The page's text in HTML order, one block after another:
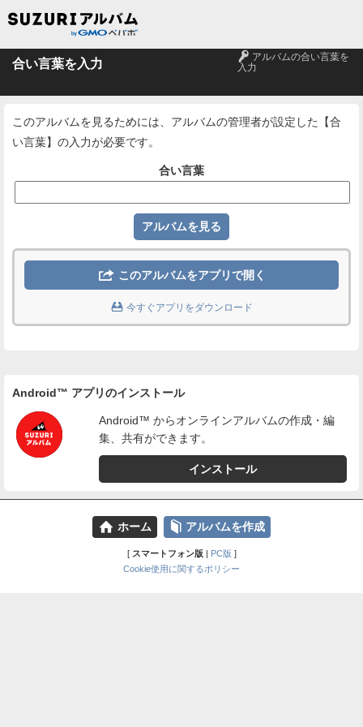
合い言葉を入力 🔑 アルバムの合い言葉を
入力
このアルバムを見るためには、アルバムの管理者が設定した【合
い言葉】の入力が必要です。
合い言葉
 このアルバムをアプリで開く
 今すぐアプリをダウンロード
Android™ アプリのインストール
Android™ からオンラインアルバムの作成・編
集、共有ができます。
インストール
⌂ ホーム 📕 アルバムを作成
[ スマートフォン版| PC版 ]
Cookie使用に関するポリシー